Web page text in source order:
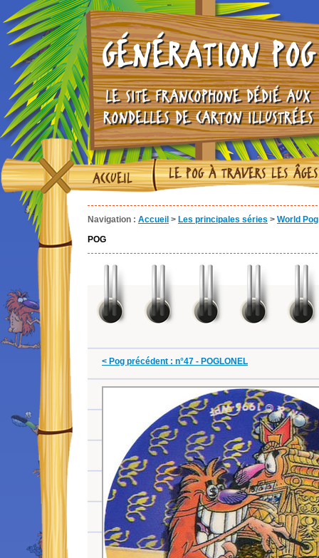
GÉNÉRATION POG
LE SITE FRANCOPHONE DÉDIÉ AUX
RONDELLES DE CARTON ILLUSTRÉES
ACCUEIL LE POG À TRAVERS LES ÂGES
Navigation : Accueil > Les principales séries > World
POG
< Pog précédent : n°47 - POGLONEL